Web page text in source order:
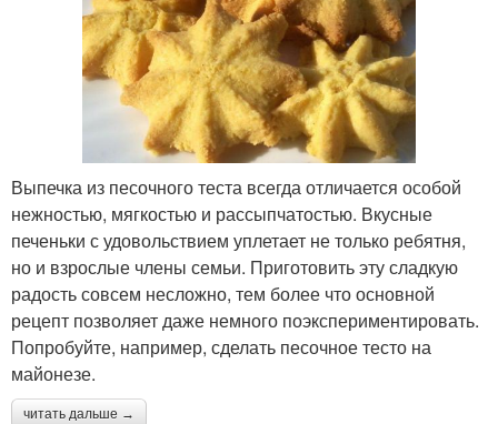
Выпечка из песочного теста всегда отличается особой
нежностью, мягкостью и рассыпчатостью. Вкусные
печеньки с удовольствием уплетает не только ребятня,
но и взрослые члены семьи. Приготовить эту сладкую
радость совсем несложно, тем более что основной
рецепт позволяет даже немного поэкспериментировать.
Попробуйте, например, сделать песочное тесто на
майонезе.
читать дальше →